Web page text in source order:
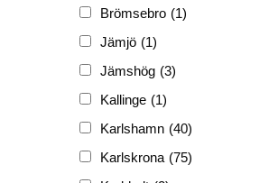
FRG
(3 189)
PF (3 882)
PIONJÄR (129)
Brömsebro (1)
Jämjö (1)
Jämshög (3)
Kallinge (1)
Karlshamn (40)
Karlskrona (75)